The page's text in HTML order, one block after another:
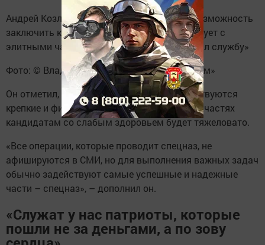
Андрей Козлов: «Сейчас у нас появилась возможность
заключить контракт тем, кто себя ассоциирует с
элитными частями или ранее в них проходил службу»
Фото: © Владимир Васильев / «Татар-информ»
Он отметил, что среди кандидатов приветствуются
крепкие и физически развитые – в элитных частях
кандидатам со слабым здоровьем будет тяжеловато.
«Все операции, которые проводит спецназ, не
афишируются в СМИ, но для выполнения важных задач
обычно задействуют самые успешные и надежные
части – спецназ», – дополнил он.
«Служат у нас патриоты, которые
пошли не за деньгами, а по зову